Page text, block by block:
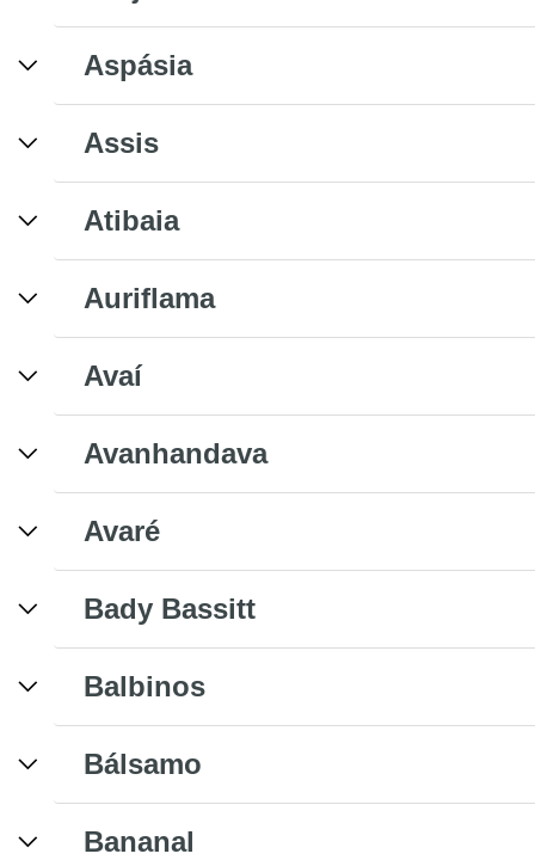
Aspásia
Assis
Atibaia
Auriflama
Avaí
Avanhandava
Avaré
Bady Bassitt
Balbinos
Bálsamo
Bananal